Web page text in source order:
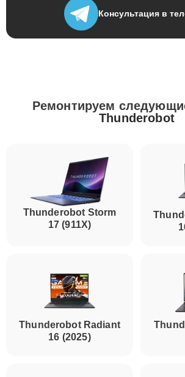
Консультация в
Ремонтируем
Thunderobot
Thunderobot Storm
17 (911X)
Thunderobot Radiant
16 (2025)